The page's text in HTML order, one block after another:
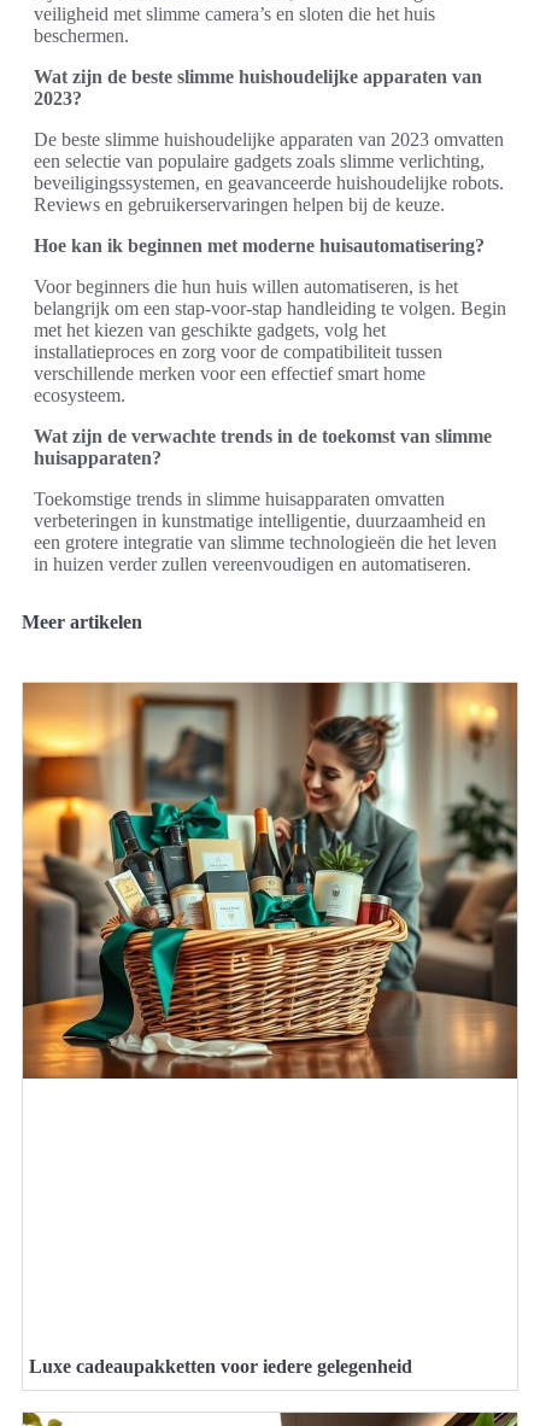
veiligheid met slimme camera’s en sloten die het huis
beschermen.
Wat zijn de beste slimme huishoudelijke apparaten van
2023?
De beste slimme huishoudelijke apparaten van 2023 omvatten
een selectie van populaire gadgets zoals slimme verlichting,
beveiligingssystemen, en geavanceerde huishoudelijke robots.
Reviews en gebruikerservaringen helpen bij de keuze.
Hoe kan ik beginnen met moderne huisautomatisering?
Voor beginners die hun huis willen automatiseren, is het
belangrijk om een stap-voor-stap handleiding te volgen. Begin
met het kiezen van geschikte gadgets, volg het
installatieproces en zorg voor de compatibiliteit tussen
verschillende merken voor een effectief smart home
ecosysteem.
Wat zijn de verwachte trends in de toekomst van slimme
huisapparaten?
Toekomstige trends in slimme huisapparaten omvatten
verbeteringen in kunstmatige intelligentie, duurzaamheid en
een grotere integratie van slimme technologieën die het leven
in huizen verder zullen vereenvoudigen en automatiseren.
Meer artikelen
Luxe cadeaupakketten voor iedere gelegenheid